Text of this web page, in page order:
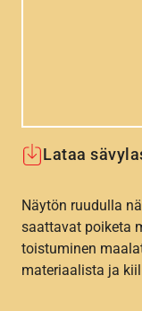
Lataa
Näytön ruudulla
saattavat poiketa
toistuminen
materiaalista ja